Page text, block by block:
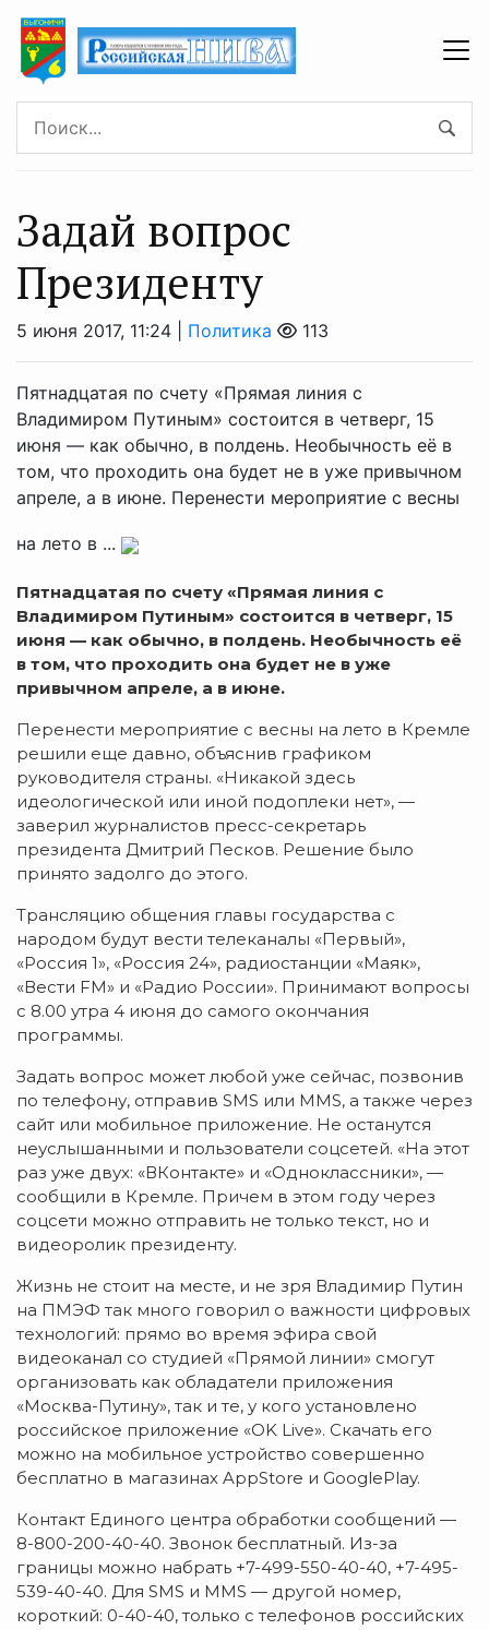
Задай вопрос
Президенту
5 июня 2017, 11:24 | Политика 113
Пятнадцатая по счету «Прямая линия с
Владимиром Путиным» состоится в четверг, 15
июня — как обычно, в полдень. Необычность её в
том, что проходить она будет не в уже привычном
апреле, а в июне. Перенести мероприятие с весны
на лето в ...
Пятнадцатая по счету «Прямая линия с
Владимиром Путиным» состоится в четверг, 15
июня — как обычно, в полдень. Необычность её
в том, что проходить она будет не в уже
привычном апреле, а в июне.
Перенести мероприятие с весны на лето в Кремле
решили еще давно, объяснив графиком
руководителя страны. «Никакой здесь
идеологической или иной подоплеки нет», —
заверил журналистов пресс-секретарь
президента Дмитрий Песков. Решение было
принято задолго до этого.
Трансляцию общения главы государства с
народом будут вести телеканалы «Первый»,
«Россия 1», «Россия 24», радиостанции «Маяк»,
«Вести FM» и «Радио России». Принимают вопросы
с 8.00 утра 4 июня до самого окончания
программы.
Задать вопрос может любой уже сейчас, позвонив
по телефону, отправив SMS или MMS, а также через
сайт или мобильное приложение. Не останутся
неуслышанными и пользователи соцсетей. «На этот
раз уже двух: «ВКонтакте» и «Одноклассники», —
сообщили в Кремле. Причем в этом году через
соцсети можно отправить не только текст, но и
видеоролик президенту.
Жизнь не стоит на месте, и не зря Владимир Путин
на ПМЭФ так много говорил о важности цифровых
технологий: прямо во время эфира свой
видеоканал со студией «Прямой линии» смогут
организовать как обладатели приложения
«Москва-Путину», так и те, у кого установлено
российское приложение «OK Live». Скачать его
можно на мобильное устройство совершенно
бесплатно в магазинах AppStore и GooglePlay.
Контакт Единого центра обработки сообщений —
8-800-200-40-40. Звонок бесплатный. Из-за
границы можно набрать +7-499-550-40-40, +7-495-
539-40-40. Для SMS и MMS — другой номер,
короткий: 0-40-40, только с телефонов российских